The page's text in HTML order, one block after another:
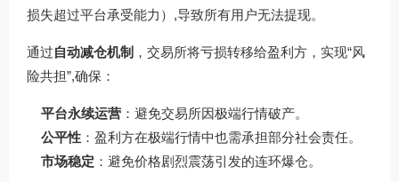
损失超过平台承受能力）,导致所有用户无法提现。
通过自动减仓机制 ，交易所将亏损转移给盈利方，实现“风
险共担”,确保：
平台永续运营 ：避免交易所因极端行情破产。
公平性 ：盈利方在极端行情中也需承担部分社会责任。
市场稳定 ：避免价格剧烈震荡引发的连环爆仓。